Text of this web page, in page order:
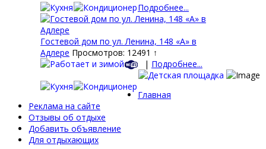
Подробнее...
Гостевой дом по ул. Ленина, 148 «А» в
Адлере Просмотров: 12491 ↑
| Подробнее...
Главная
Реклама на сайте
Отзывы об отдыхе
Добавить объявление
Для отдыхающих